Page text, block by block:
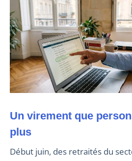
Un virement que
plus
Début juin, des retraités du secteur privé ont